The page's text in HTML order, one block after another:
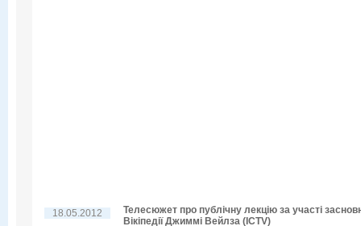
18.05.2012
Телесюжет про публічну лекцію за участі
Вікіпедії Джиммі Вейлза (ICTV)